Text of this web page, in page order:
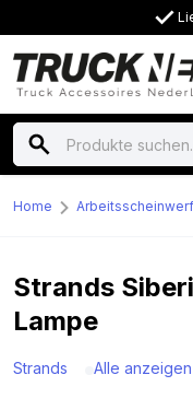
Home
Strands
Lampe
Strands Alle